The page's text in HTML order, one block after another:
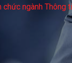
ngành Thông